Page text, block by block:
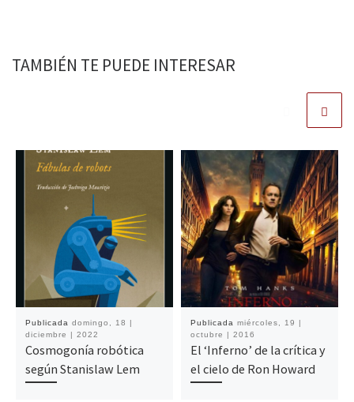
TAMBIÉN TE PUEDE INTERESAR
Publicada domingo, 18 |
diciembre | 2022
Cosmogonía robótica
según Stanislaw Lem
Publicada miércoles, 19 |
octubre | 2016
El ‘Inferno’ de la crítica y
el cielo de Ron Howard